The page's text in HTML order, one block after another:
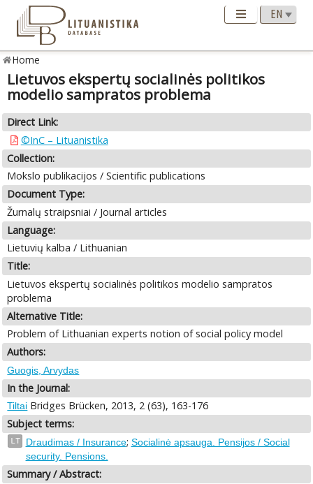
Home
Lietuvos ekspertų socialinės politikos
modelio sampratos problema
Direct Link:
©InC – Lituanistika
Collection:
Mokslo publikacijos / Scientific publications
Document Type:
Žurnalų straipsniai / Journal articles
Language:
Lietuvių kalba / Lithuanian
Title:
Lietuvos ekspertų socialinės politikos modelio sampratos
problema
Alternative Title:
Problem of Lithuanian experts notion of social policy model
Authors:
Guogis, Arvydas
In the Journal:
Tiltai Bridges Brücken, 2013, 2 (63), 163-176
Subject terms:
LT Draudimas / Insurance; Socialinė apsauga. Pensijos / Social
security. Pensions.
Summary / Abstract: